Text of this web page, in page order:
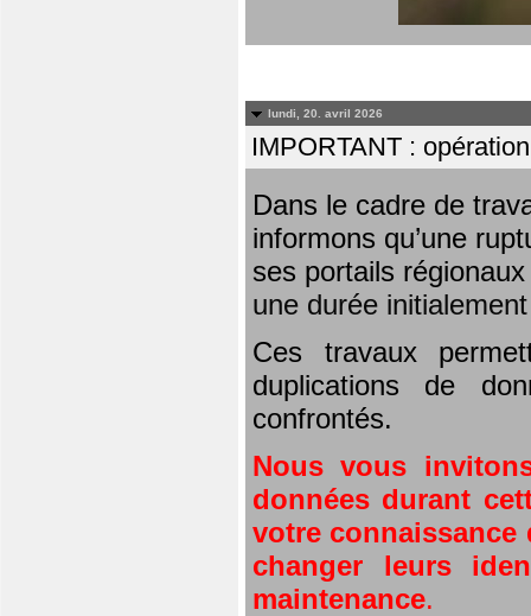
lundi, 20. avril 2026
IMPORTANT :
Dans le cadre de
informons qu’une
ses portails
une durée
Ces travaux
duplications de
confrontés.
Nous vous
données durant
votre connaissance
changer leurs
maintenance.